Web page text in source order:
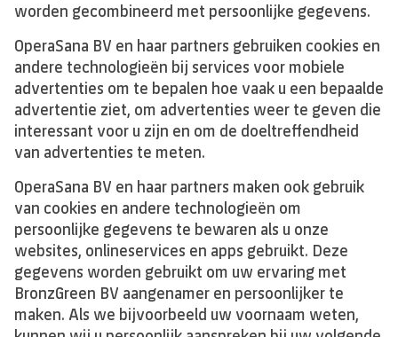
worden gecombineerd met persoonlijke gegevens.
OperaSana BV en haar partners gebruiken cookies en
andere technologieën bij services voor mobiele
advertenties om te bepalen hoe vaak u een bepaalde
advertentie ziet, om advertenties weer te geven die
interessant voor u zijn en om de doeltreffendheid
van advertenties te meten.
OperaSana BV en haar partners maken ook gebruik
van cookies en andere technologieën om
persoonlijke gegevens te bewaren als u onze
websites, onlineservices en apps gebruikt. Deze
gegevens worden gebruikt om uw ervaring met
BronzGreen BV aangenamer en persoonlijker te
maken. Als we bijvoorbeeld uw voornaam weten,